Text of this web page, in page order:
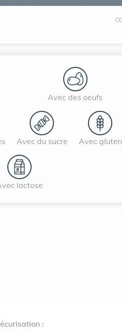
Avec des oeufs
Avec du sucre Avec gluten
lactose
: